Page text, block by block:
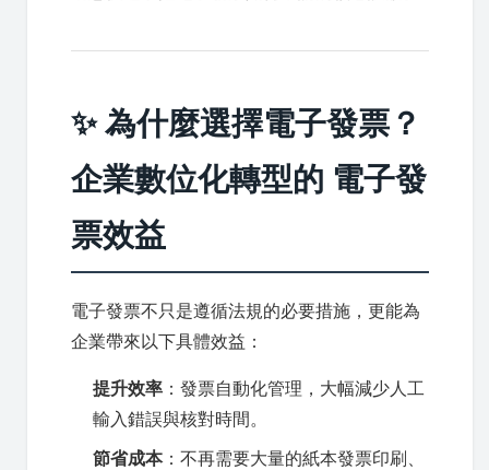
✨ 為什麼選擇電子發票？
企業數位化轉型的 電子發
票效益
電子發票不只是遵循法規的必要措施，更能為
企業帶來以下具體效益：
提升效率 ：發票自動化管理，大幅減少人工
輸入錯誤與核對時間。
節省成本：不再需要大量的紙本發票印刷、